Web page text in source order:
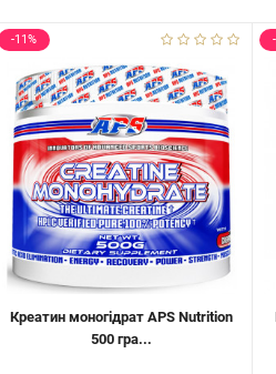
-11%
Креатин моногідрат APS Nutrition
500 гра...